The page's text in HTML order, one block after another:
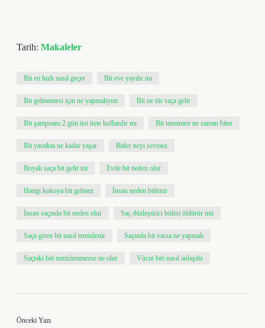
Tarih: Makaleler
Bit en hızlı nasıl geçer Bit eve yayılır mı
Bit gelmemesi için ne yapmalıyım Bit ne tür saça gelir
Bit şampuanı 2 gün üst üste kullanılır mı Bit tamamen ne zaman biter
Bit yastıkta ne kadar yaşar Bitler neyi sevmez
Boyalı saça bit gelir mi Evde bit neden olur
Hangi kokuya bit gelmez İnsan neden bitlenir
İnsan saçında bit neden olur Saç düzleştirici bitleri öldürür mü
Saça giren bit nasıl temizlenir Saçında bit varsa ne yapmalı
Saçtaki biti temizlenmezse ne olur Vücut biti nasıl anlaşılır
Önceki Yazı